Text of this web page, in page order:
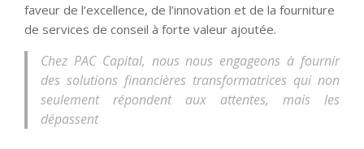
faveur de l’excellence, de l’innovation et de la fourniture
de services de conseil à forte valeur ajoutée.
Chez PAC Capital, nous nous engageons à fournir
des solutions financières transformatrices qui non
seulement répondent aux attentes, mais les
dépassent